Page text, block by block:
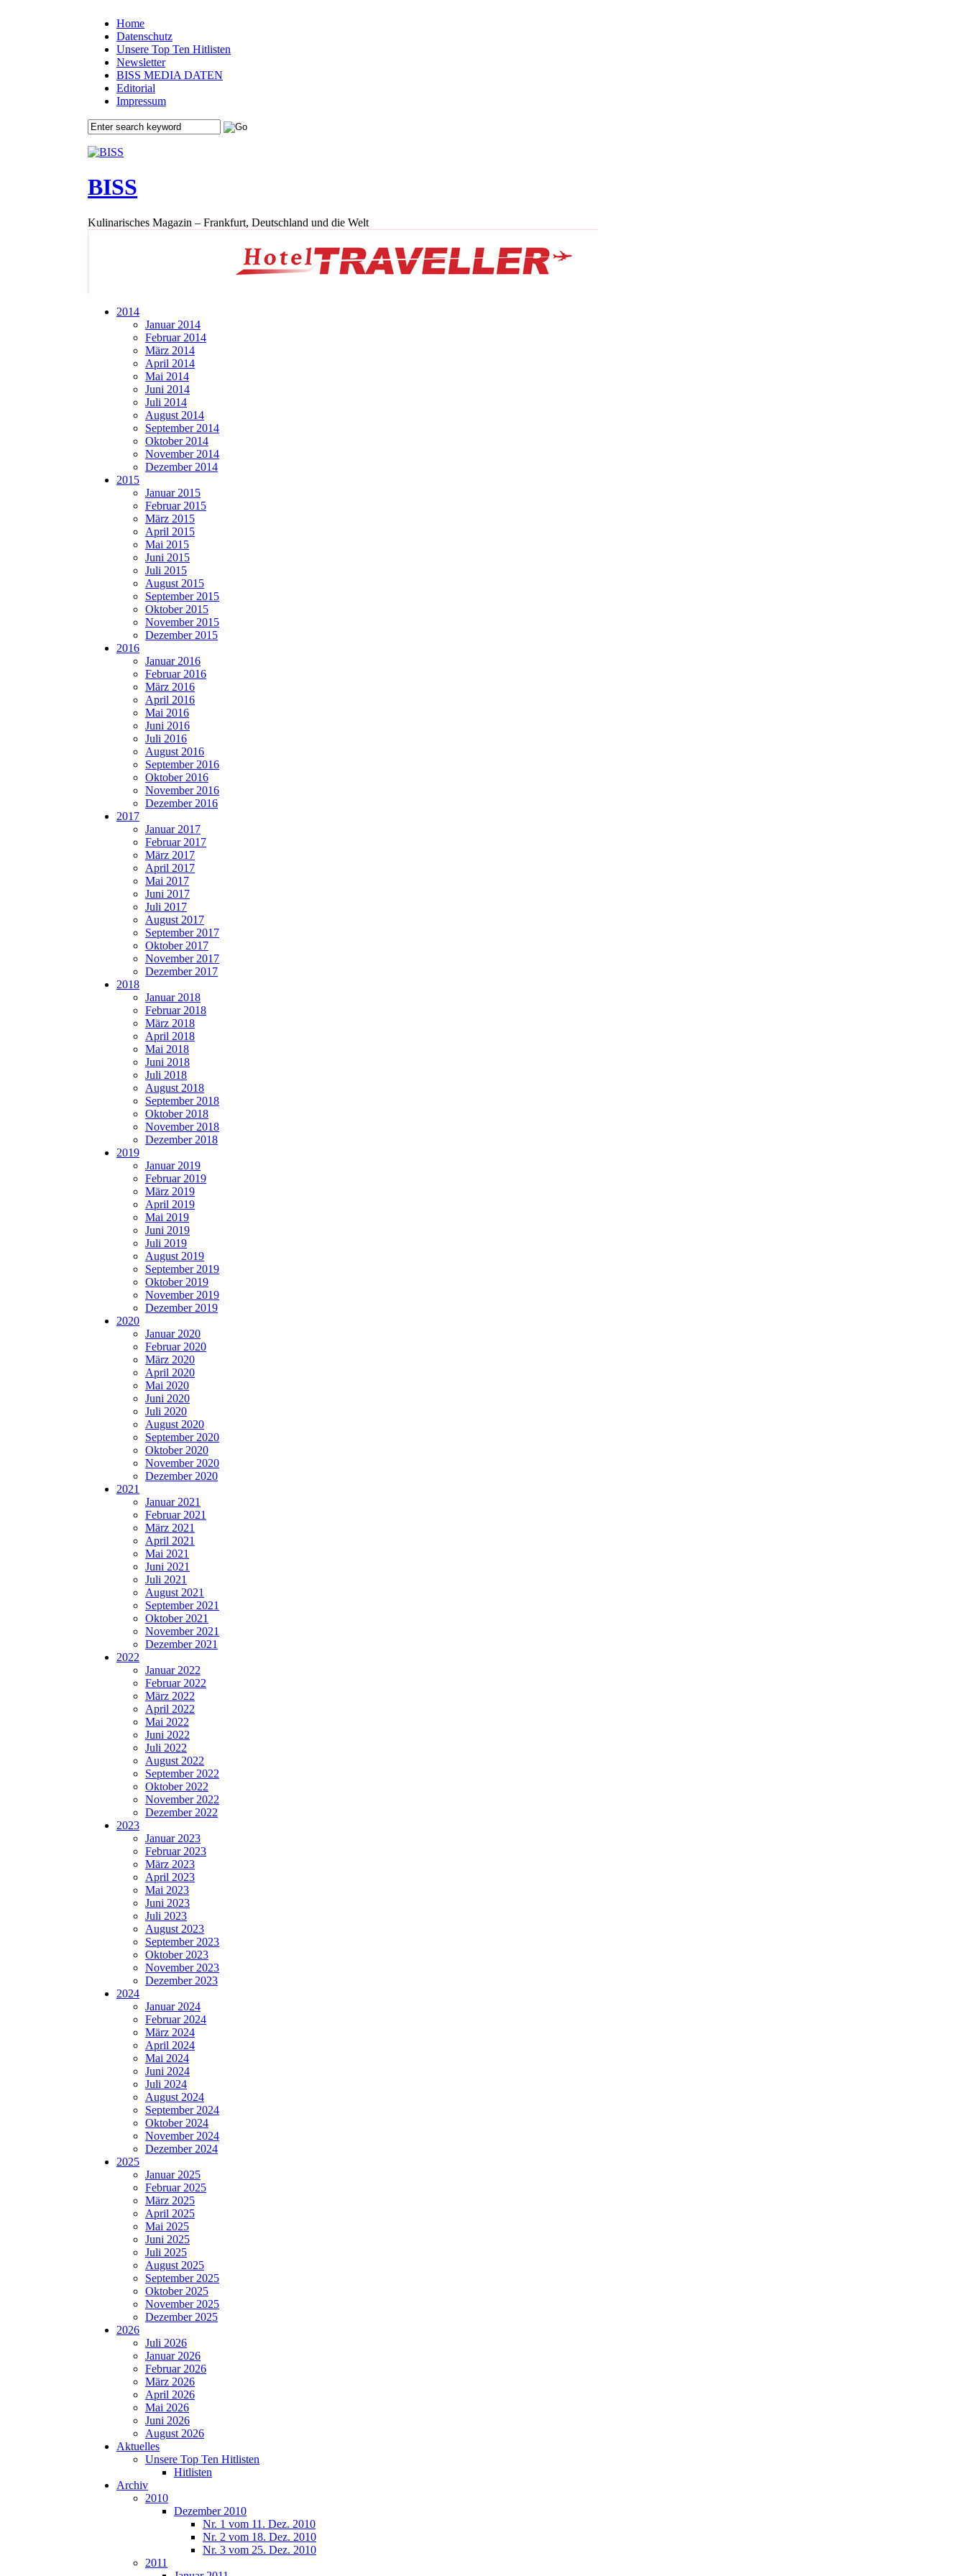
Home
Datenschutz
Unsere Top Ten Hitlisten
Newsletter
BISS MEDIA DATEN
Editorial
Impressum
BISS
Kulinarisches Magazin – Frankfurt, Deutschland und die Welt
2014
Januar 2014
Februar 2014
März 2014
April 2014
Mai 2014
Juni 2014
Juli 2014
August 2014
September 2014
Oktober 2014
November 2014
Dezember 2014
2015
Januar 2015
Februar 2015
März 2015
April 2015
Mai 2015
Juni 2015
Juli 2015
August 2015
September 2015
Oktober 2015
November 2015
Dezember 2015
2016
Januar 2016
Februar 2016
März 2016
April 2016
Mai 2016
Juni 2016
Juli 2016
August 2016
September 2016
Oktober 2016
November 2016
Dezember 2016
2017
Januar 2017
Februar 2017
März 2017
April 2017
Mai 2017
Juni 2017
Juli 2017
August 2017
September 2017
Oktober 2017
November 2017
Dezember 2017
2018
Januar 2018
Februar 2018
März 2018
April 2018
Mai 2018
Juni 2018
Juli 2018
August 2018
September 2018
Oktober 2018
November 2018
Dezember 2018
2019
Januar 2019
Februar 2019
März 2019
April 2019
Mai 2019
Juni 2019
Juli 2019
August 2019
September 2019
Oktober 2019
November 2019
Dezember 2019
2020
Januar 2020
Februar 2020
März 2020
April 2020
Mai 2020
Juni 2020
Juli 2020
August 2020
September 2020
Oktober 2020
November 2020
Dezember 2020
2021
Januar 2021
Februar 2021
März 2021
April 2021
Mai 2021
Juni 2021
Juli 2021
August 2021
September 2021
Oktober 2021
November 2021
Dezember 2021
2022
Januar 2022
Februar 2022
März 2022
April 2022
Mai 2022
Juni 2022
Juli 2022
August 2022
September 2022
Oktober 2022
November 2022
Dezember 2022
2023
Januar 2023
Februar 2023
März 2023
April 2023
Mai 2023
Juni 2023
Juli 2023
August 2023
September 2023
Oktober 2023
November 2023
Dezember 2023
2024
Januar 2024
Februar 2024
März 2024
April 2024
Mai 2024
Juni 2024
Juli 2024
August 2024
September 2024
Oktober 2024
November 2024
Dezember 2024
2025
Januar 2025
Februar 2025
März 2025
April 2025
Mai 2025
Juni 2025
Juli 2025
August 2025
September 2025
Oktober 2025
November 2025
Dezember 2025
2026
Juli 2026
Januar 2026
Februar 2026
März 2026
April 2026
Mai 2026
Juni 2026
August 2026
Aktuelles
Unsere Top Ten Hitlisten
Hitlisten
Archiv
2010
Dezember 2010
Nr. 1 vom 11. Dez. 2010
Nr. 2 vom 18. Dez. 2010
Nr. 3 vom 25. Dez. 2010
2011